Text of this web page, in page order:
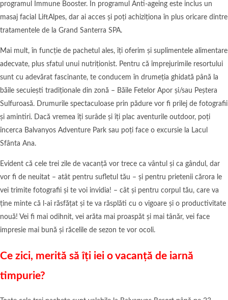
programul Immune Booster. În programul Anti-ageing este inclus un
masaj facial LiftAlpes, dar ai acces și poți achiziționa în plus oricare dintre
tratamentele de la Grand Santerra SPA.
Mai mult, în funcție de pachetul ales, îți oferim și suplimentele alimentare
adecvate, plus sfatul unui nutriționist. Pentru că împrejurimile resortului
sunt cu adevărat fascinante, te conducem în drumeția ghidată până la
băile secuiești tradiționale din zonă – Băile Fetelor Apor și/sau Peștera
Sulfuroasă. Drumurile spectaculoase prin pădure vor fi prilej de fotografii
și amintiri. Dacă vremea îți surâde și îți plac aventurile outdoor, poți
încerca Balvanyos Adventure Park sau poți face o excursie la Lacul
Sfânta Ana.
Evident că cele trei zile de vacanță vor trece ca vântul și ca gândul, dar
vor fi de neuitat – atât pentru sufletul tău – și pentru prietenii cărora le
vei trimite fotografii și te voi invidia! – cât și pentru corpul tău, care va
ține minte că l-ai răsfățat și te va răsplăti cu o vigoare și o productivitate
nouă! Vei fi mai odihnit, vei arăta mai proaspăt și mai tânăr, vei face
impresie mai bună și răcelile de sezon te vor ocoli.
Ce zici, merită să îți iei o vacanță de iarnă
timpurie?